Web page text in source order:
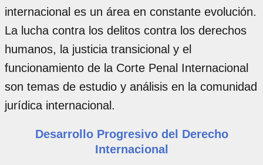
internacional es un área en constante evolución.
La lucha contra los delitos contra los derechos
humanos, la justicia transicional y el
funcionamiento de la Corte Penal Internacional
son temas de estudio y análisis en la comunidad
jurídica internacional.
Desarrollo Progresivo del Derecho
Internacional